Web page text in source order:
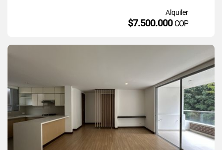
Alquiler
$7.500.000 COP